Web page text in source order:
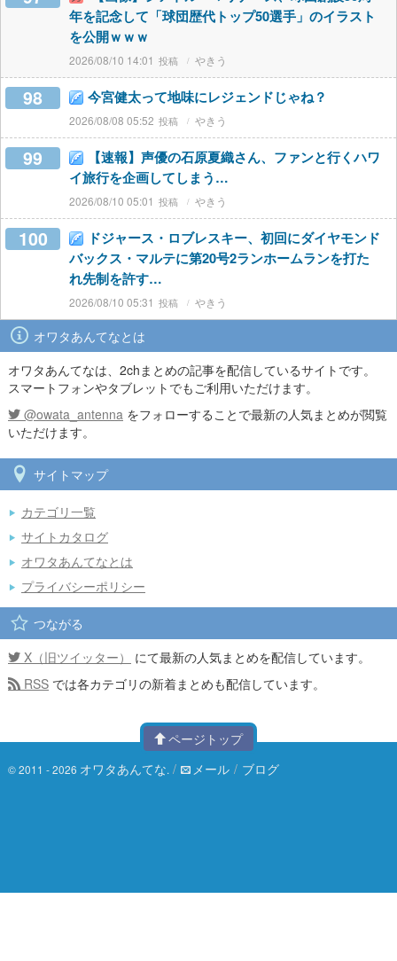
年を記念して「球団歴代トップ50選手」のイラスト
を公開ｗｗｗ
2026/08/10 14:01 やきう
98 今宮健太って地味にレジェンドじゃね？
2026/08/08 05:52 やきう
99
【速報】声優の石原夏織さん、ファンと行くハワ
イ旅行を企画してしまう…
2026/08/10 05:01 やきう
100
ドジャース・ロブレスキー、初回にダイヤモンド
バックス・マルテに第20号2ランホームランを打た
れ先制を許す…
2026/08/10 05:31 やきう
オワタあんてなとは
オワタあんてなは、2chまとめの記事を配信しているサイトです。
スマートフォンやタブレットでもご利用いただけます。
@owata_antenna をフォローすることで最新の人気まとめが閲覧
いただけます。
サイトマップ
カテゴリ一覧
サイトカタログ
オワタあんてなとは
プライバシーポリシー
つながる
X（旧ツイッター）
にて最新の人気まとめを配信しています。
RSS では各カテゴリの新着まとめも配信しています。
ページトップ
© 2011 - 2026 オワタあんてな. / メール / ブログ